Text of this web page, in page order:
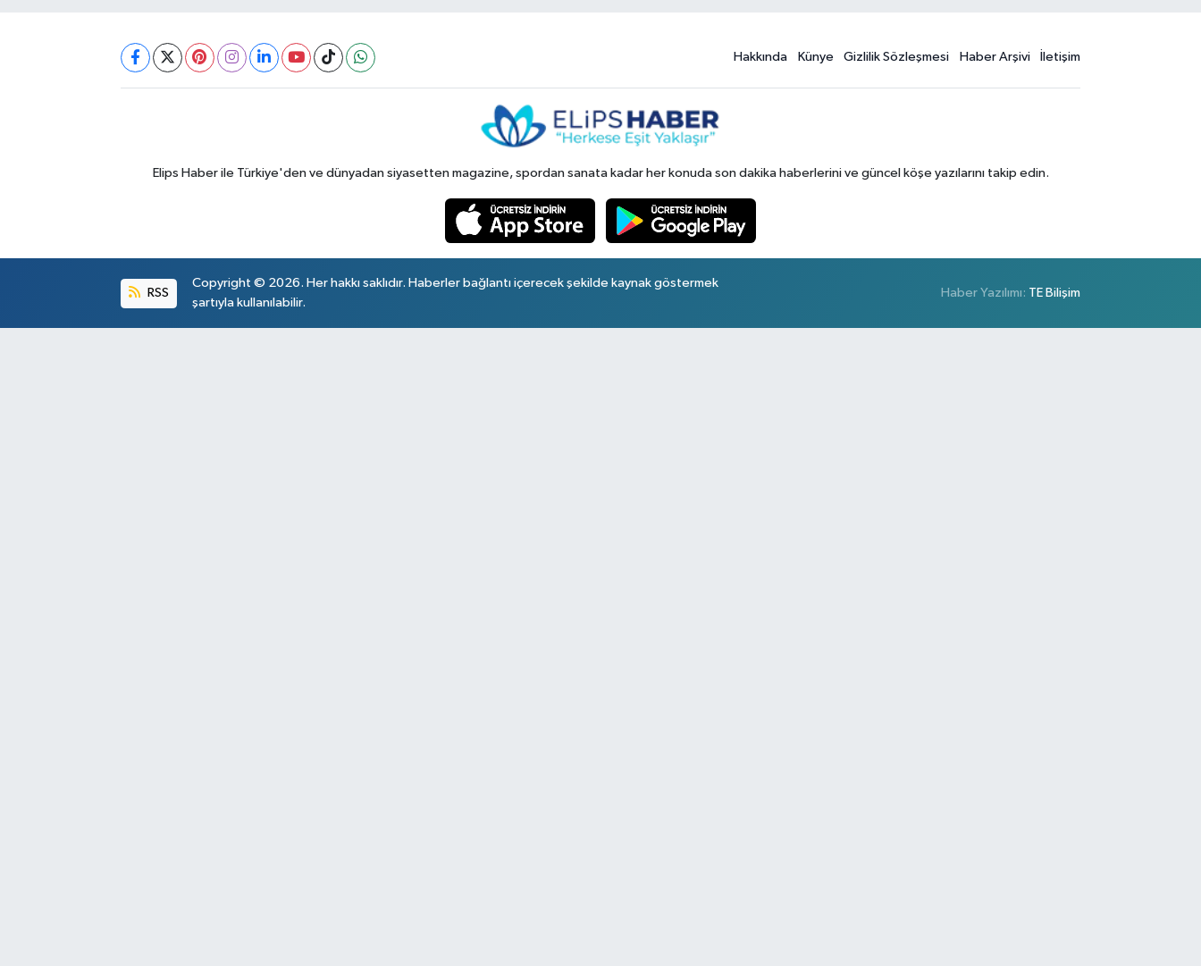
Hakkında Künye Gizlilik Sözleşmesi Haber Arşivi İletişim
Elips Haber ile Türkiye'den ve dünyadan siyasetten magazine, spordan sanata kadar her konuda son dakika haberlerini ve güncel köşe yazılarını takip edin.
RSS
Copyright © 2026. Her hakkı saklıdır. Haberler bağlantı içerecek şekilde kaynak göstermek
şartıyla kullanılabilir.
Haber Yazılımı: TE Bilişim